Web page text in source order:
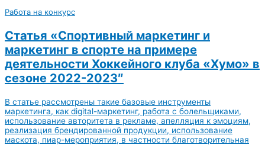
Работа на конкурс
Статья «Спортивный маркетинг и
маркетинг в спорте на примере
деятельности Хоккейного клуба «Хумо» в
сезоне 2022-2023″
В статье рассмотрены такие базовые инструменты
маркетинга, как digital-маркетинг, работа с болельщиками,
использование авторитета в рекламе, апелляция к эмоциям,
реализация брендированной продукции, использование
маскота, пиар-мероприятия, в частности благотворительная